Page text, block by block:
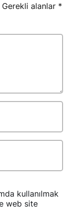
Gerekli alanlar *
kullanılmak
web site